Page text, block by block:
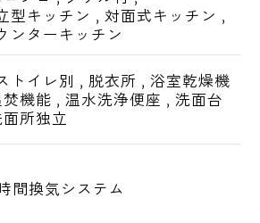
型キッチン , 対面式キッチン ,
ンターキッチン
トイレ別 , 脱衣所 , 浴室乾燥機
機能 , 温水洗浄便座 , 洗面台
所独立
間換気システム